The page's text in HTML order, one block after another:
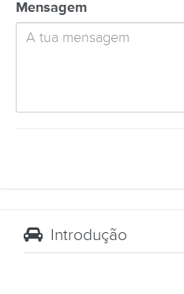
Mensagem
Introdução